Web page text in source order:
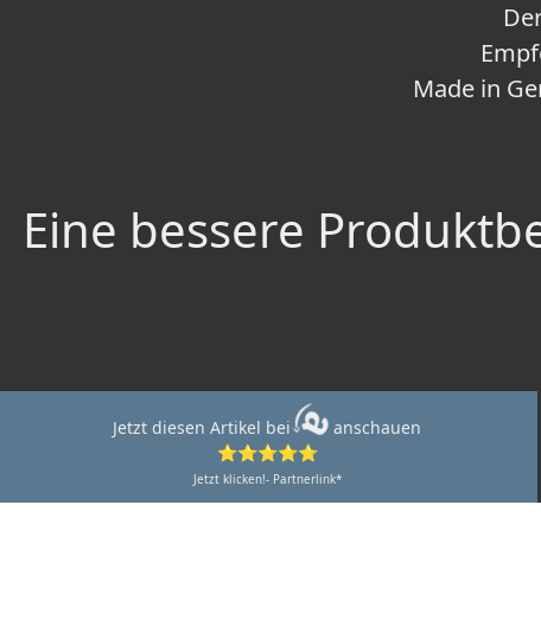
Made in
Eine bessere
Jetzt diesen Artikel bei
anschauen
⭐⭐⭐⭐⭐
Jetzt klicken!- Partnerlink*